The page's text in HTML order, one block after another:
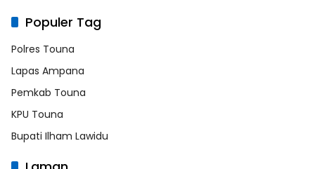
Populer Tag
Polres Touna
Lapas Ampana
Pemkab Touna
KPU Touna
Bupati Ilham Lawidu